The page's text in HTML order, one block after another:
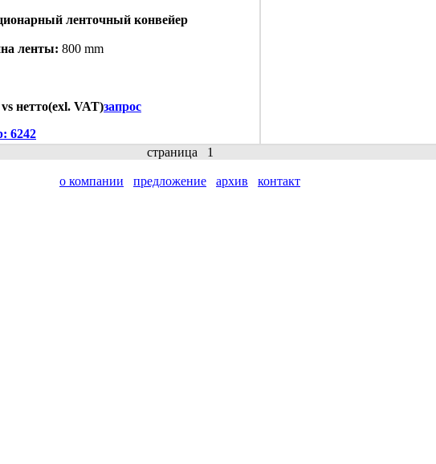
ленточный конвейер
ленты: 800 mm
нетто(exl. VAT)запрос
6242
страница 1
о компании предложение архив контакт